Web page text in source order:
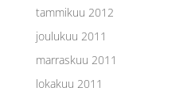
tammikuu 2012
joulukuu 2011
marraskuu 2011
lokakuu 2011